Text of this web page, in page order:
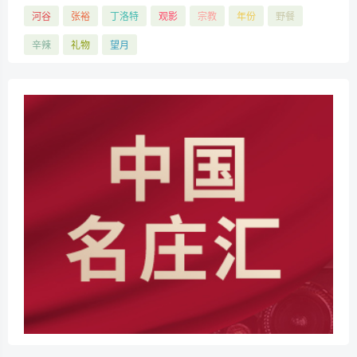
河谷 张裕 丁洛特 观影 宗教 年份 野餐
辛辣 礼物 望月